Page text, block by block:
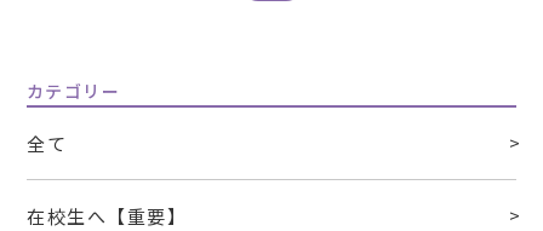
カテゴリー
全て
在校生へ【重要】